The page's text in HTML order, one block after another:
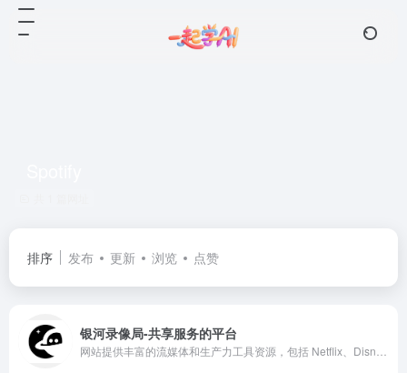
排序 发布 更新 浏览 点赞
银河录像局-共享服务的平台